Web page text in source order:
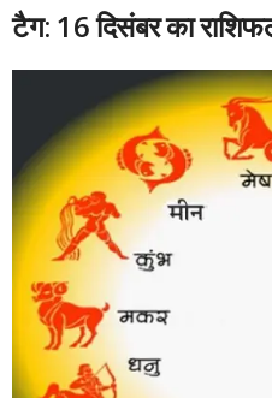
टैग: 16 दिसंबर का